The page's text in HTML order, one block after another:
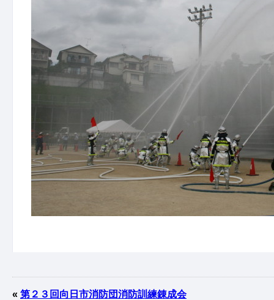
« 第２３回向日市消防団消防訓練錬成会